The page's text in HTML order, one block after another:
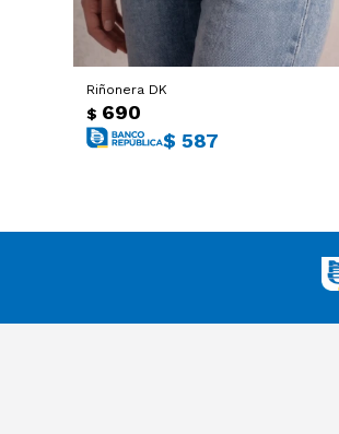
Riñonera DK
$ 690
$ 587